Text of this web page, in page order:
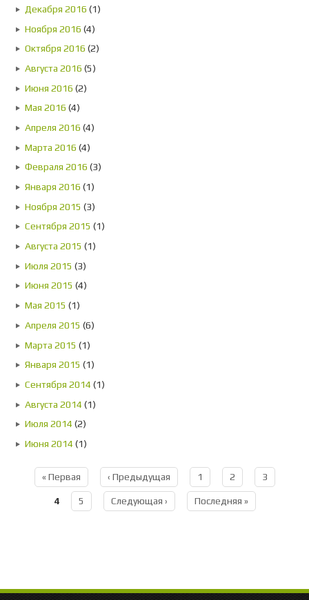
Декабря 2016 (1)
Ноября 2016 (4)
Октября 2016 (2)
Августа 2016 (5)
Июня 2016 (2)
Мая 2016 (4)
Апреля 2016 (4)
Марта 2016 (4)
Февраля 2016 (3)
Января 2016 (1)
Ноября 2015 (3)
Сентября 2015 (1)
Августа 2015 (1)
Июля 2015 (3)
Июня 2015 (4)
Мая 2015 (1)
Апреля 2015 (6)
Марта 2015 (1)
Января 2015 (1)
Сентября 2014 (1)
Августа 2014 (1)
Июля 2014 (2)
Июня 2014 (1)
Страницы
« Первая ‹ Предыдущая 1 2 3
4 5 Следующая › Последняя »